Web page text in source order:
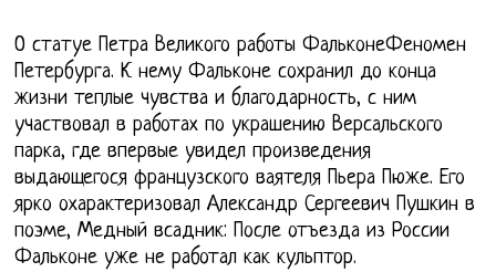
О статуе Петра Великого работы ФальконеФеномен
Петербурга. К нему Фальконе сохранил до конца
жизни теплые чувства и благодарность, с ним
участвовал в работах по украшению Версальского
парка, где впервые увидел произведения
выдающегося французского ваятеля Пьера Пюже. Его
ярко охарактеризовал Александр Сергеевич Пушкин в
поэме, Медный всадник: После отъезда из России
Фальконе уже не работал как кульптор.